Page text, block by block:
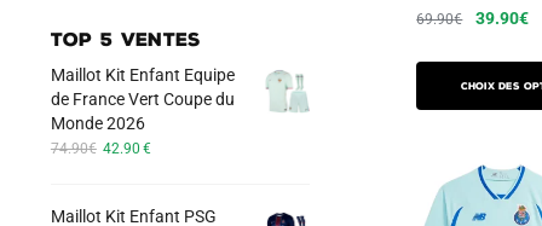
69.90€
Le
était :
39.90€Le
Choix des
Ce
produit
variations.
Les
TOP 5 VENTES
Maillot Kit Enfant Equipe
de France Vert Coupe du
Monde 2026
74.90€ Le
était :
42.90 €Le
est :
Maillot Kit Enfant PSG